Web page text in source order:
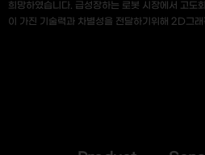
희망하였습니다. 급성장하는 로봇 시장에서 고도
이 가진 기술력과 차별성을 전달하기위해 2D그